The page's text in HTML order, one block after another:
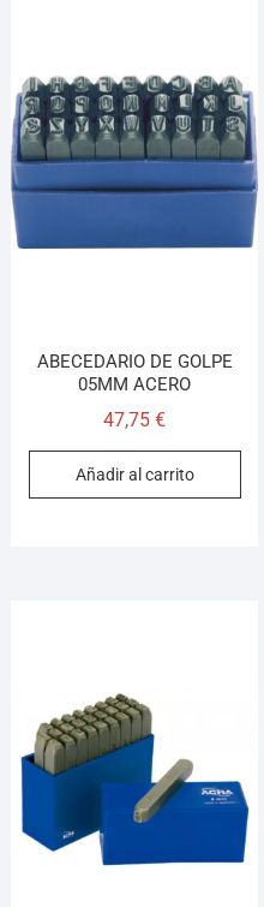
ABECEDARIO DE GOLPE
05MM ACERO
47,75€
Añadir al carrito